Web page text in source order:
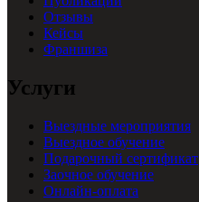
Отзывы
Кейсы
Франшиза
Услуги
Выездные мероприятия
Выездное обучение
Подарочный сертификат
Заочное обучение
Онлайн-оплата